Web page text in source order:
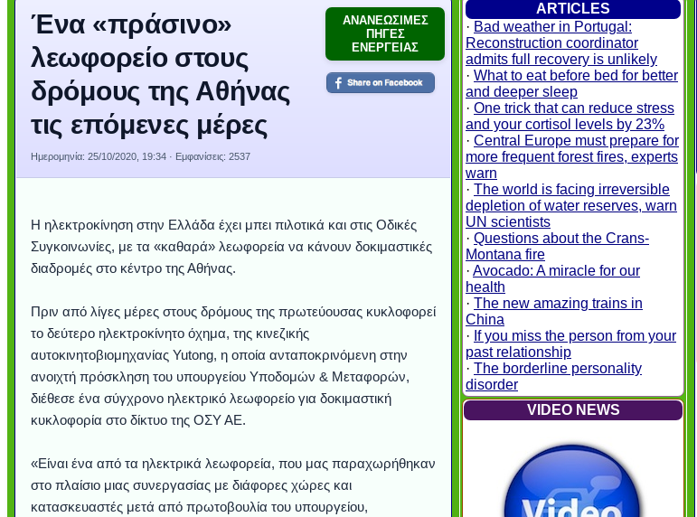
ΑΝΑΝΕΩΣΙΜΕΣ
ΠΗΓΕΣ
ΕΝΕΡΓΕΙΑΣ
Ένα «πράσινο»
λεωφορείο στους
δρόμους της Αθήνας
τις επόμενες μέρες
Ημερομηνία: 25/10/2020, 19:34 · Εμφανίσεις: 2537
Η ηλεκτροκίνηση στην Ελλάδα έχει μπει πιλοτικά και στις Οδικές
Συγκοινωνίες, με τα «καθαρά» λεωφορεία να κάνουν δοκιμαστικές
διαδρομές στο κέντρο της Αθήνας.
Πριν από λίγες μέρες στους δρόμους της πρωτεύουσας κυκλοφορεί
το δεύτερο ηλεκτροκίνητο όχημα, της κινεζικής
αυτοκινητοβιομηχανίας Yutong, η οποία ανταποκρινόμενη στην
ανοιχτή πρόσκληση του υπουργείου Υποδομών & Μεταφορών,
διέθεσε ένα σύγχρονο ηλεκτρικό λεωφορείο για δοκιμαστική
κυκλοφορία στο δίκτυο της ΟΣΥ ΑΕ.
«Είναι ένα από τα ηλεκτρικά λεωφορεία, που μας παραχωρήθηκαν
στο πλαίσιο μιας συνεργασίας με διάφορες χώρες και
κατασκευαστές μετά από πρωτοβουλία του υπουργείου,
ARTICLES
· Bad weather in Portugal:
Reconstruction coordinator
admits full recovery is unlikely
· What to eat before bed for better
and deeper sleep
· One trick that can reduce stress
and your cortisol levels by 23%
· Central Europe must prepare for
more frequent forest fires, experts
warn
· The world is facing irreversible
depletion of water reserves, warn
UN scientists
· Questions about the Crans-
Montana fire
· Avocado: A miracle for our
health
· The new amazing trains in
China
· If you miss the person from your
past relationship
· The borderline personality
disorder
VIDEO NEWS